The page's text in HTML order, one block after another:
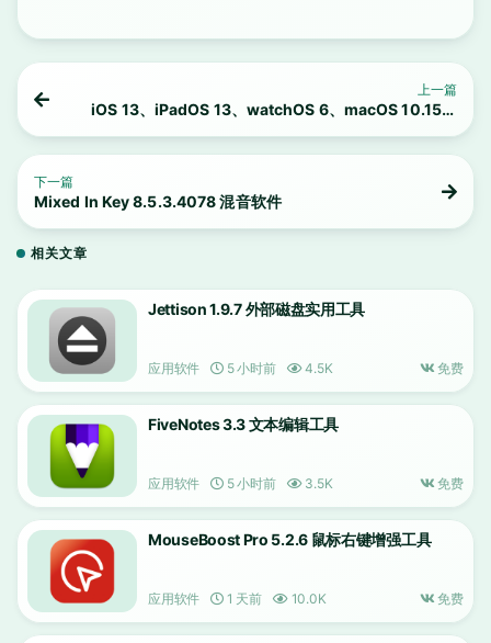
上一篇
iOS 13、iPadOS 13、watchOS 6、macOS 10.15更
下一篇
Mixed In Key 8.5.3.4078 混音软件
相关文章
Jettison 1.9.7 外部磁盘实用工具
应用软件 5 小时前 4.5K 免费
FiveNotes 3.3 文本编辑工具
应用软件 5 小时前 3.5K 免费
MouseBoost Pro 5.2.6 鼠标右键增强工具
应用软件 1 天前 10.0K 免费